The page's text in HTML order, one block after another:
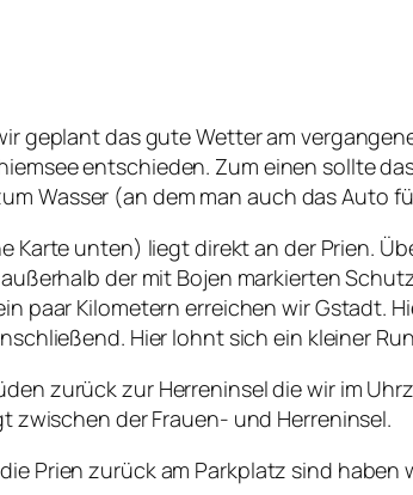
geplant das gute Wetter am
entschieden. Zum einen sollte
Wasser (an dem man auch das Auto
Karte unten) liegt direkt an der Prien.
der mit Bojen markierten
paar Kilometern erreichen wir Gstadt.
Hier lohnt sich ein kleiner
zurück zur Herreninsel die wir im
zwischen der Frauen- und Herreninsel.
Prien zurück am Parkplatz sind